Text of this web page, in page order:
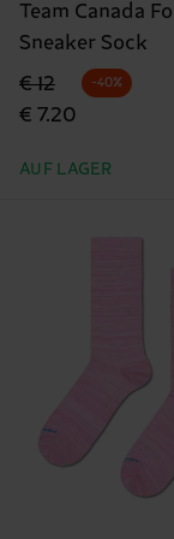
Team Canada
Sneaker Sock
Originalpreis
€ 12
Reduzierter Preis
€ 7.20
-40%
AUF LAGER